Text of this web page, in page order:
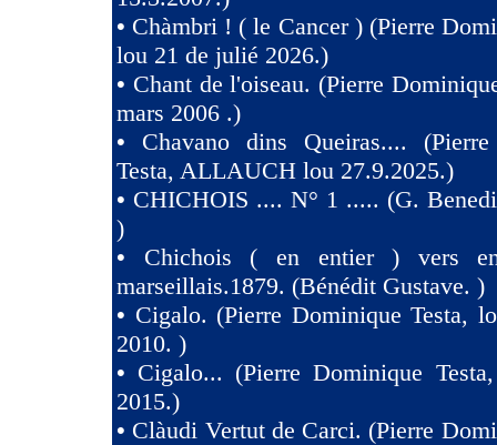
• Chàmbri ! ( le Cancer ) (Pierre
lou 21 de julié 2026.)
• Chant de l'oiseau. (Pierre
mars 2006 .)
• Chavano dins Queiras....
Testa, ALLAUCH lou 27.9.2025.)
• CHICHOIS .... N° 1 ..... (G.
)
• Chichois ( en entier ) vers
marseillais.1879. (Bénédit Gustave. )
• Cigalo. (Pierre Dominique Testa,
2010. )
• Cigalo... (Pierre Dominique
2015.)
• Clàudi Vertut de Carci. (Pierre